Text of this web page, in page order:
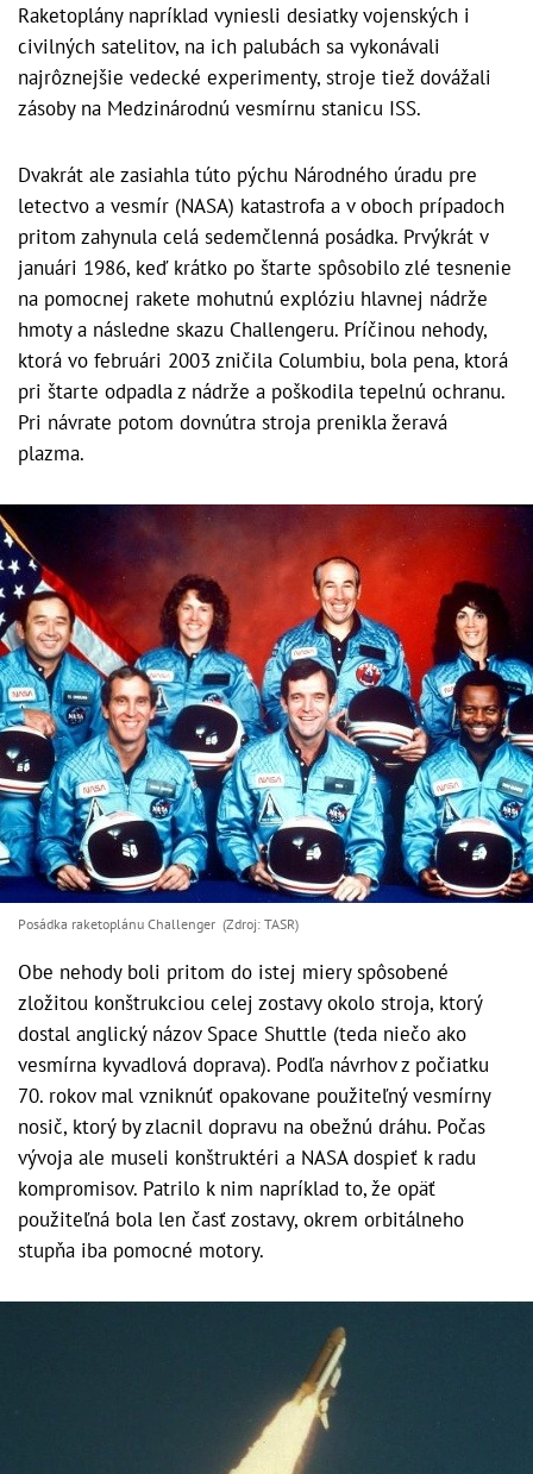
Raketoplány napríklad vyniesli desiatky vojenských i
civilných satelitov, na ich palubách sa vykonávali
najrôznejšie vedecké experimenty, stroje tiež dovážali
zásoby na Medzinárodnú vesmírnu stanicu ISS.
Dvakrát ale zasiahla túto pýchu Národného úradu pre
letectvo a vesmír (NASA) katastrofa a v oboch prípadoch
pritom zahynula celá sedemčlenná posádka. Prvýkrát v
januári 1986, keď krátko po štarte spôsobilo zlé tesnenie
na pomocnej rakete mohutnú explóziu hlavnej nádrže
hmoty a následne skazu Challengeru. Príčinou nehody,
ktorá vo februári 2003 zničila Columbiu, bola pena, ktorá
pri štarte odpadla z nádrže a poškodila tepelnú ochranu.
Pri návrate potom dovnútra stroja prenikla žeravá
plazma.
Posádka raketoplánu Challenger (Zdroj: TASR)
Obe nehody boli pritom do istej miery spôsobené
zložitou konštrukciou celej zostavy okolo stroja, ktorý
dostal anglický názov Space Shuttle (teda niečo ako
vesmírna kyvadlová doprava). Podľa návrhov z počiatku
70. rokov mal vzniknúť opakovane použiteľný vesmírny
nosič, ktorý by zlacnil dopravu na obežnú dráhu. Počas
vývoja ale museli konštruktéri a NASA dospieť k radu
kompromisov. Patrilo k nim napríklad to, že opäť
použiteľná bola len časť zostavy, okrem orbitálneho
stupňa iba pomocné motory.